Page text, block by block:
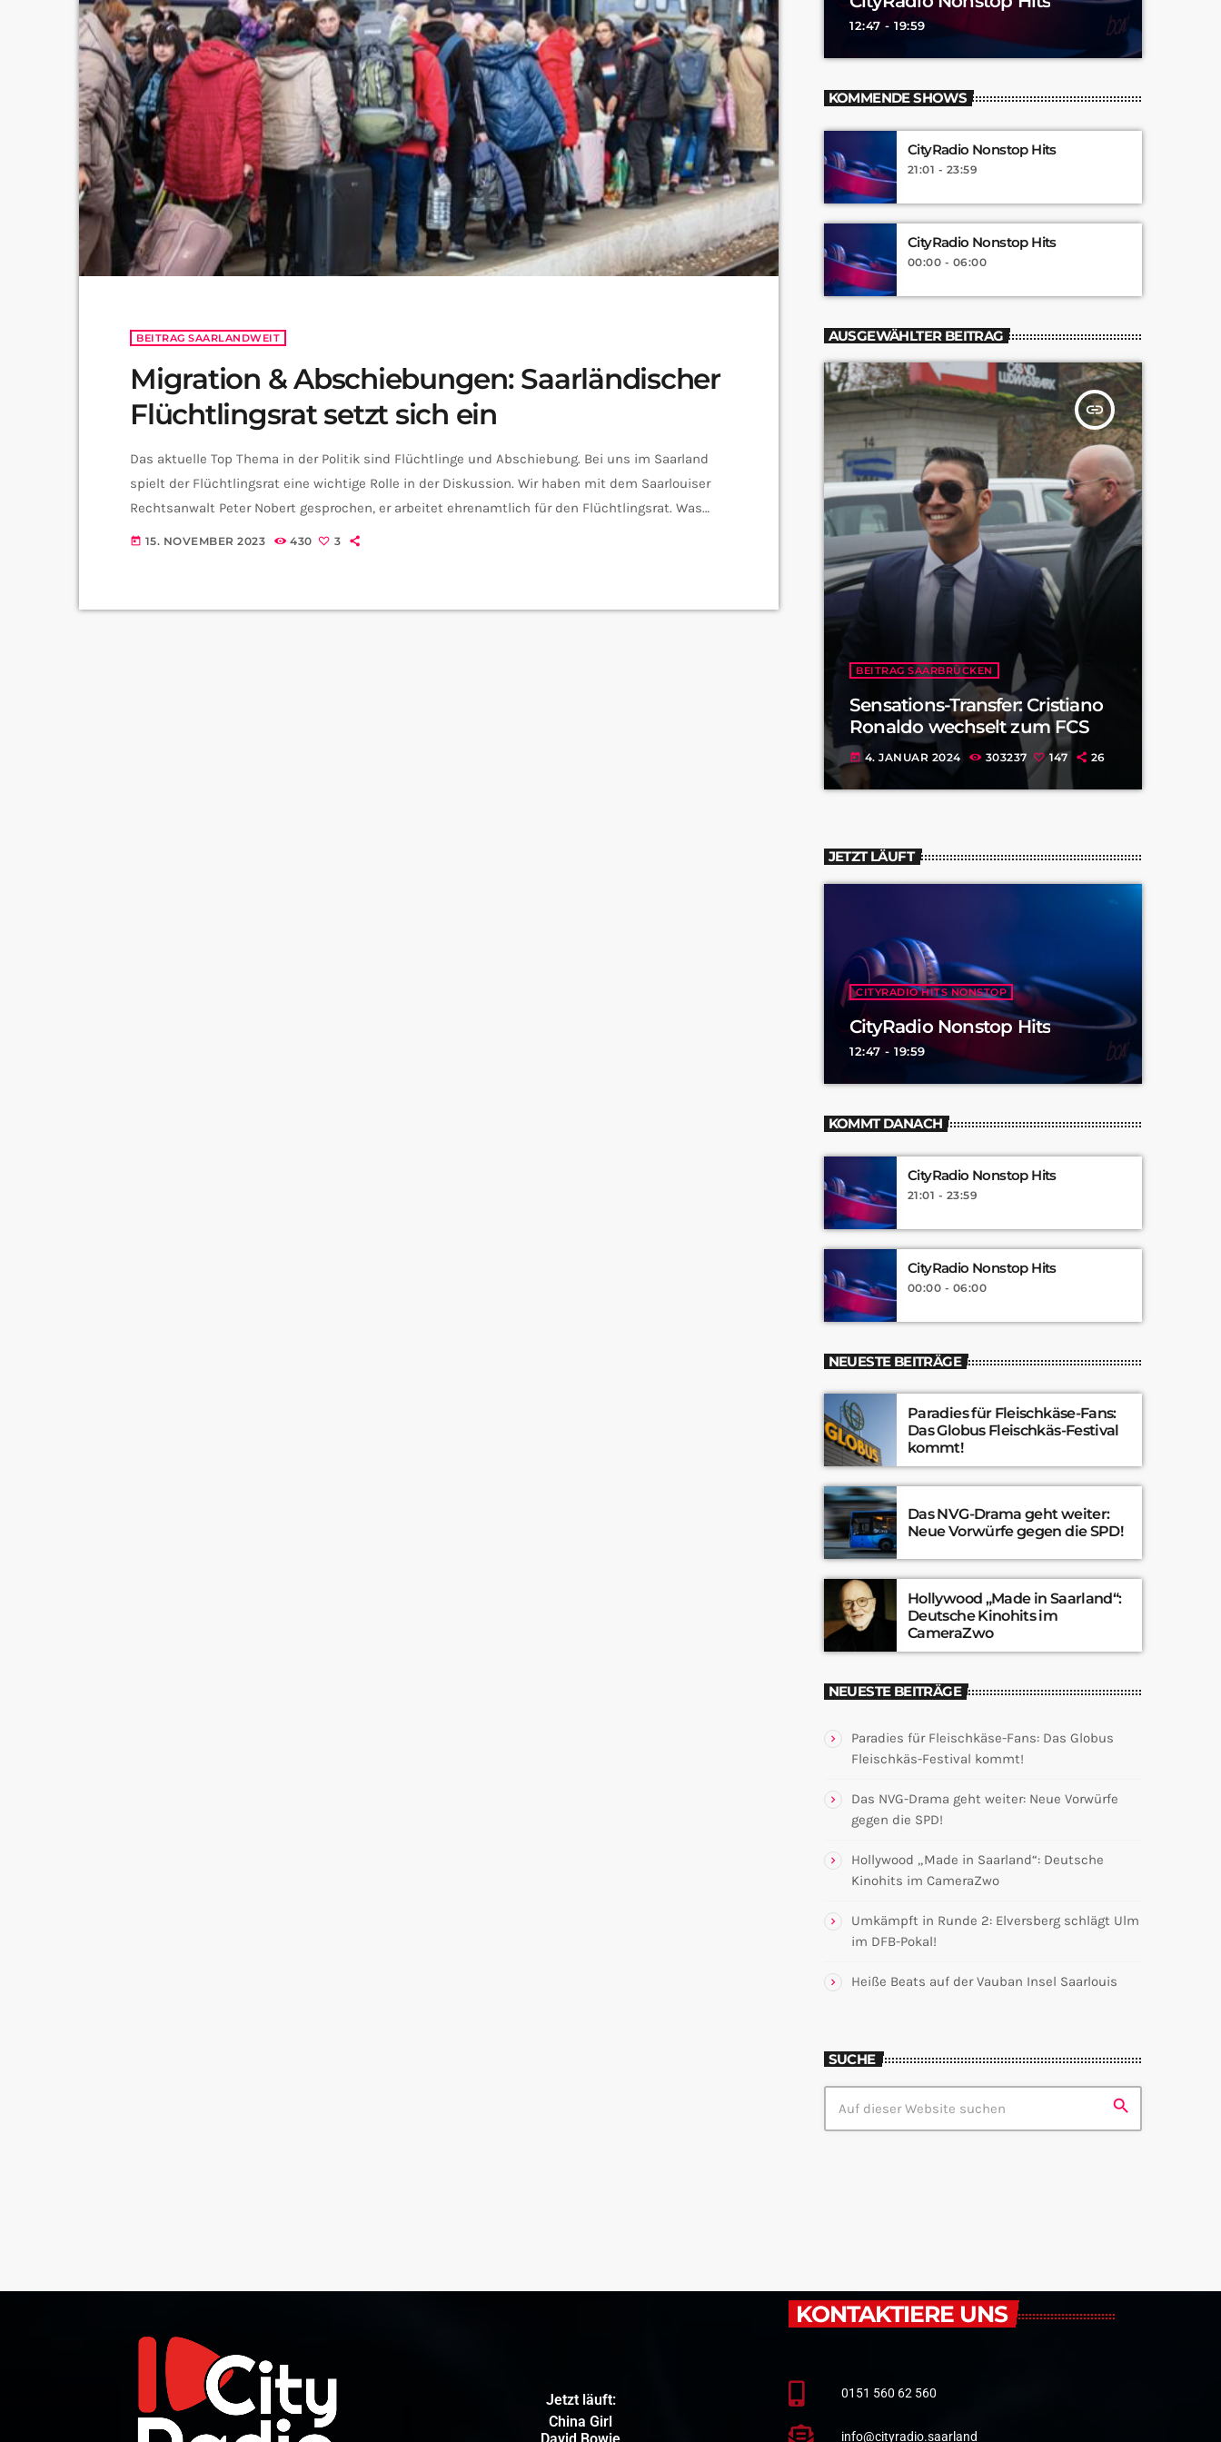
BEITRAG SAARLANDWEIT
Migration & Abschiebungen: Saarländischer
Flüchtlingsrat setzt sich ein
Das aktuelle Top Thema in der Politik sind Flüchtlinge und Abschiebung. Bei uns im Saarland
spielt der Flüchtlingsrat eine wichtige Rolle in der Diskussion. Wir haben mit dem Saarlouiser
Rechtsanwalt Peter Nobert gesprochen, er arbeitet ehrenamtlich für den Flüchtlingsrat. Was
genau ist eigentlich der saarländische Flüchtlingsrat? Also setzt sich der Flüchtlingsrat für
today 15. NOVEMBER 2023 430 3
12:47 - 19:59
KOMMENDE SHOWS
CityRadio Nonstop Hits
21:01 - 23:59
CityRadio Nonstop Hits
00:00 - 06:00
AUSGEWÄHLTER BEITRAG
insert_link
BEITRAG SAARBRÜCKEN
Sensations-Transfer: Cristiano
Ronaldo wechselt zum FCS
today 4. JANUAR 2024 303237 147 26
JETZT LÄUFT
CITYRADIO HITS NONSTOP
CityRadio Nonstop Hits
12:47 - 19:59
KOMMT DANACH
CityRadio Nonstop Hits
21:01 - 23:59
CityRadio Nonstop Hits
00:00 - 06:00
NEUESTE BEITRÄGE
Paradies für Fleischkäse-Fans:
Das Globus Fleischkäs-Festival
kommt!
Das NVG-Drama geht weiter:
Neue Vorwürfe gegen die SPD!
Hollywood „Made in Saarland“:
Deutsche Kinohits im
CameraZwo
NEUESTE BEITRÄGE
Paradies für Fleischkäse-Fans: Das Globus
Fleischkäs-Festival kommt!
Das NVG-Drama geht weiter: Neue Vorwürfe
gegen die SPD!
Hollywood „Made in Saarland“: Deutsche
Kinohits im CameraZwo
Umkämpft in Runde 2: Elversberg schlägt Ulm
im DFB-Pokal!
Heiße Beats auf der Vauban Insel Saarlouis
SUCHE
search
Jetzt läuft:
China Girl
KONTAKTIERE UNS
0151 560 62 560
info@cityradio.saarland